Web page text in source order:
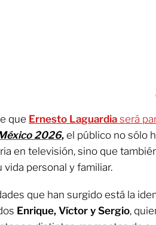
que Ernesto Laguardia será
2026, el público no sólo
en televisión, sino que
personal y familiar.
que han surgido está la
Enrique, Víctor y Sergio,